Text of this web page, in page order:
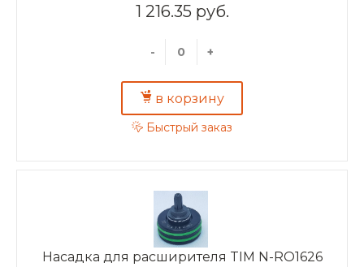
1 216.35 руб.
- +
в корзину
Быстрый заказ
Насадка для расширителя TIM N-RO1626